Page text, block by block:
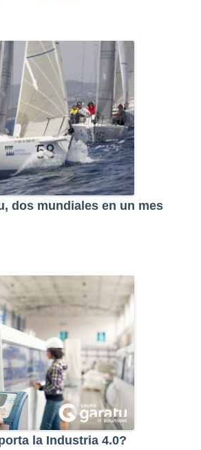
dos mundiales en un mes
la Industria 4.0?